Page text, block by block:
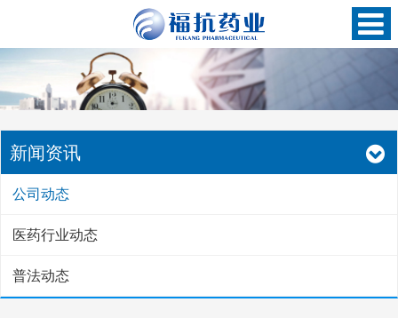
新闻资讯
公司动态
医药行业动态
普法动态